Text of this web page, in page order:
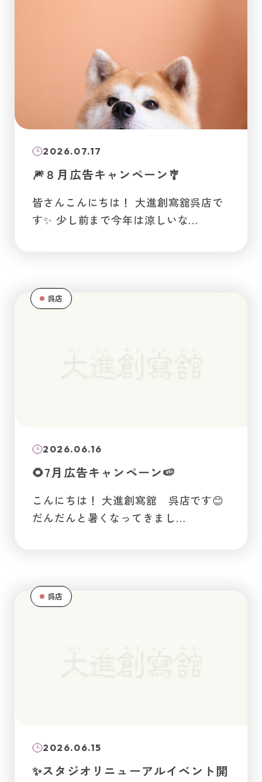
2026.07.17
🎆８月広告キャンペーン🎐
皆さんこんにちは！ 大進創寫舘呉店で
す✨ 少し前まで今年は涼しいな…
2026.06.16
🌻7月広告キャンペーン🍉
こんにちは！ 大進創寫舘 呉店です😊
だんだんと暑くなってきまし…
呉店
2026.06.15
✨スタジオリニューアルイベント開
呉店